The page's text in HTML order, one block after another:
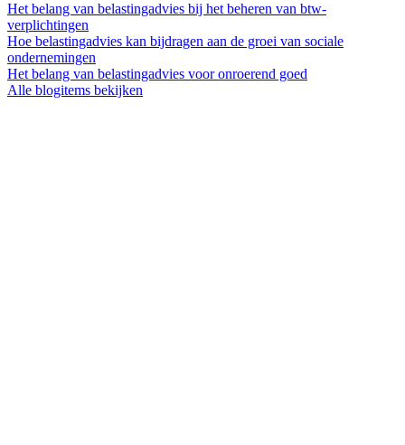
Het belang van belastingadvies bij het beheren van btw-
verplichtingen
Hoe belastingadvies kan bijdragen aan de groei van sociale
ondernemingen
Het belang van belastingadvies voor onroerend goed
Alle blogitems bekijken